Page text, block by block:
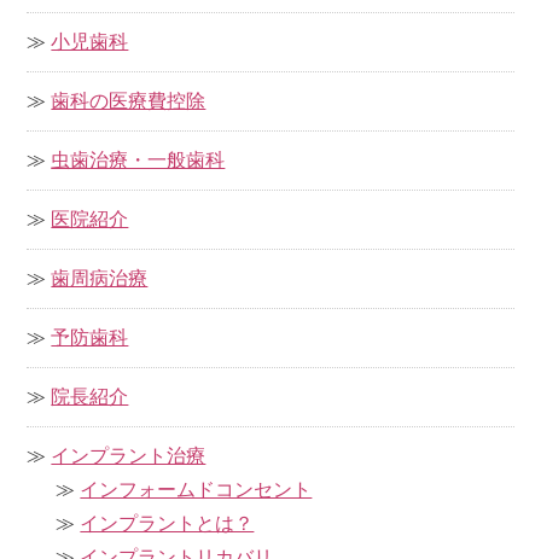
小児歯科
歯科の医療費控除
虫歯治療・一般歯科
医院紹介
歯周病治療
予防歯科
院長紹介
インプラント治療
インフォームドコンセント
インプラントとは？